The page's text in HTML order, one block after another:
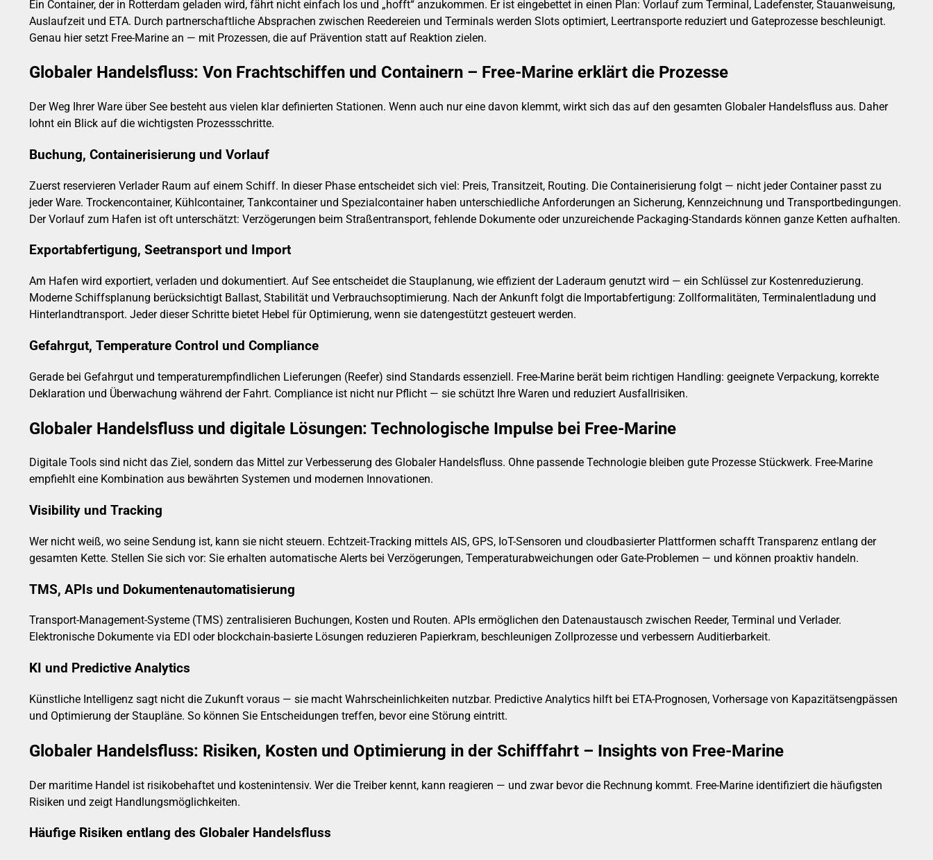
Ein Container, der in Rotterdam geladen wird, fährt nicht einfach los und „hofft“ anzukommen. Er ist eingebettet in einen Plan: Vorlauf zum Terminal, Ladefenster, Stauanweisung,
Auslaufzeit und ETA. Durch partnerschaftliche Absprachen zwischen Reedereien und Terminals werden Slots optimiert, Leertransporte reduziert und Gateprozesse beschleunigt.
Genau hier setzt Free-Marine an — mit Prozessen, die auf Prävention statt auf Reaktion zielen.
Globaler Handelsfluss: Von Frachtschiffen und Containern – Free-Marine erklärt die Prozesse
Der Weg Ihrer Ware über See besteht aus vielen klar definierten Stationen. Wenn auch nur eine davon klemmt, wirkt sich das auf den gesamten Globaler Handelsfluss aus. Daher
lohnt ein Blick auf die wichtigsten Prozessschritte.
Buchung, Containerisierung und Vorlauf
Zuerst reservieren Verlader Raum auf einem Schiff. In dieser Phase entscheidet sich viel: Preis, Transitzeit, Routing. Die Containerisierung folgt — nicht jeder Container passt zu
jeder Ware. Trockencontainer, Kühlcontainer, Tankcontainer und Spezialcontainer haben unterschiedliche Anforderungen an Sicherung, Kennzeichnung und Transportbedingungen.
Der Vorlauf zum Hafen ist oft unterschätzt: Verzögerungen beim Straßentransport, fehlende Dokumente oder unzureichende Packaging-Standards können ganze Ketten aufhalten.
Exportabfertigung, Seetransport und Import
Am Hafen wird exportiert, verladen und dokumentiert. Auf See entscheidet die Stauplanung, wie effizient der Laderaum genutzt wird — ein Schlüssel zur Kostenreduzierung.
Moderne Schiffsplanung berücksichtigt Ballast, Stabilität und Verbrauchsoptimierung. Nach der Ankunft folgt die Importabfertigung: Zollformalitäten, Terminalentladung und
Hinterlandtransport. Jeder dieser Schritte bietet Hebel für Optimierung, wenn sie datengestützt gesteuert werden.
Gefahrgut, Temperature Control und Compliance
Gerade bei Gefahrgut und temperaturempfindlichen Lieferungen (Reefer) sind Standards essenziell. Free-Marine berät beim richtigen Handling: geeignete Verpackung, korrekte
Deklaration und Überwachung während der Fahrt. Compliance ist nicht nur Pflicht — sie schützt Ihre Waren und reduziert Ausfallrisiken.
Globaler Handelsfluss und digitale Lösungen: Technologische Impulse bei Free-Marine
Digitale Tools sind nicht das Ziel, sondern das Mittel zur Verbesserung des Globaler Handelsfluss. Ohne passende Technologie bleiben gute Prozesse Stückwerk. Free-Marine
empfiehlt eine Kombination aus bewährten Systemen und modernen Innovationen.
Visibility und Tracking
Wer nicht weiß, wo seine Sendung ist, kann sie nicht steuern. Echtzeit-Tracking mittels AIS, GPS, IoT-Sensoren und cloudbasierter Plattformen schafft Transparenz entlang der
gesamten Kette. Stellen Sie sich vor: Sie erhalten automatische Alerts bei Verzögerungen, Temperaturabweichungen oder Gate-Problemen — und können proaktiv handeln.
TMS, APIs und Dokumentenautomatisierung
Transport-Management-Systeme (TMS) zentralisieren Buchungen, Kosten und Routen. APIs ermöglichen den Datenaustausch zwischen Reeder, Terminal und Verlader.
Elektronische Dokumente via EDI oder blockchain-basierte Lösungen reduzieren Papierkram, beschleunigen Zollprozesse und verbessern Auditierbarkeit.
KI und Predictive Analytics
Künstliche Intelligenz sagt nicht die Zukunft voraus — sie macht Wahrscheinlichkeiten nutzbar. Predictive Analytics hilft bei ETA-Prognosen, Vorhersage von Kapazitätsengpässen
und Optimierung der Staupläne. So können Sie Entscheidungen treffen, bevor eine Störung eintritt.
Globaler Handelsfluss: Risiken, Kosten und Optimierung in der Schifffahrt – Insights von Free-Marine
Der maritime Handel ist risikobehaftet und kostenintensiv. Wer die Treiber kennt, kann reagieren — und zwar bevor die Rechnung kommt. Free-Marine identifiziert die häufigsten
Risiken und zeigt Handlungsmöglichkeiten.
Häufige Risiken entlang des Globaler Handelsfluss